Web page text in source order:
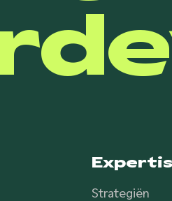
Strategiën